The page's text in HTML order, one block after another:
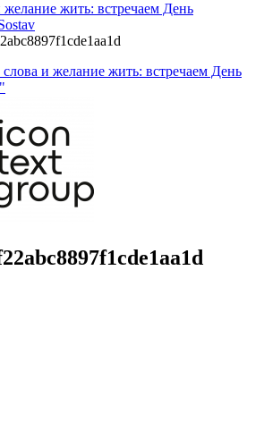
жить: встречаем День
и желание жить: встречаем День